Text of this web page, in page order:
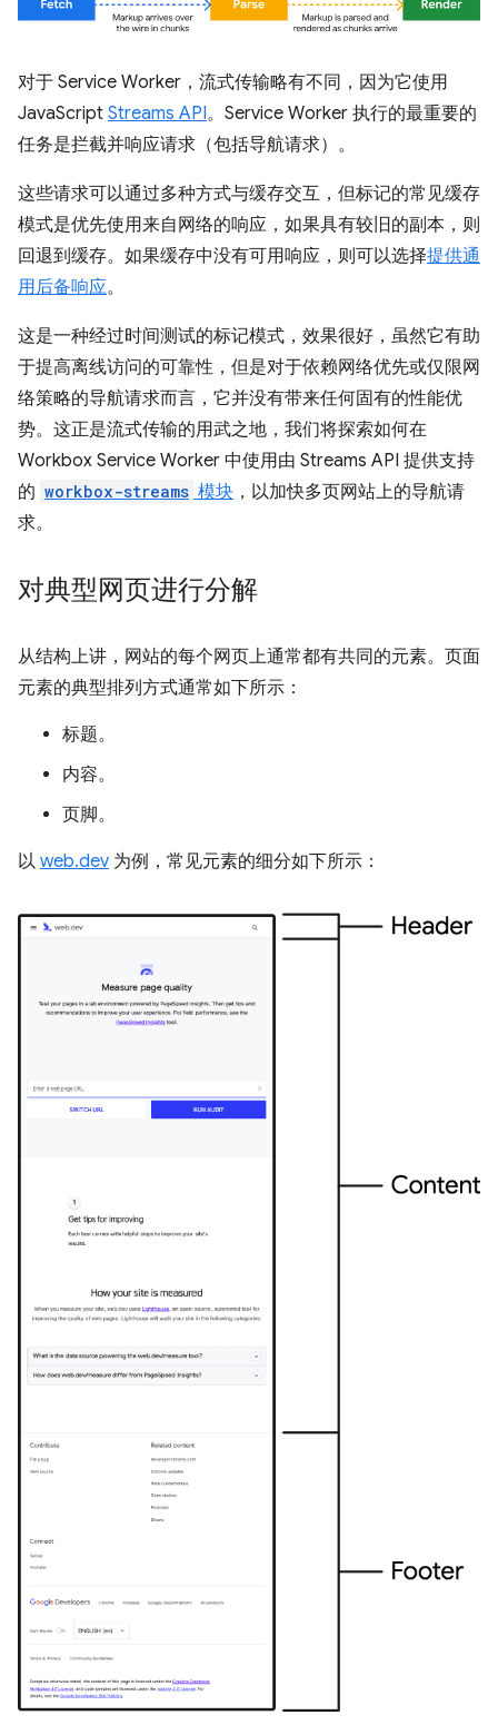
对于 Service Worker，流式传输略有不同，因为它使用
JavaScript Streams API。Service Worker 执行的最重要的
任务是拦截并响应请求（包括导航请求）。
这些请求可以通过多种方式与缓存交互，但标记的常见缓存
模式是优先使用来自网络的响应，如果具有较旧的副本，则
回退到缓存。如果缓存中没有可用响应，则可以选择提供通
用后备响应。
这是一种经过时间测试的标记模式，效果很好，虽然它有助
于提高离线访问的可靠性，但是对于依赖网络优先或仅限网
络策略的导航请求而言，它并没有带来任何固有的性能优
势。这正是流式传输的用武之地，我们将探索如何在
Workbox Service Worker 中使用由 Streams API 提供支持
的 workbox-streams 模块 ，以加快多页网站上的导航请
求。
对典型网页进行分解
从结构上讲，网站的每个网页上通常都有共同的元素。 页面
元素的典型排列方式通常如下所示：
标题。
内容。
页脚。
以 web.dev 为例，常见元素的细分如下所示：